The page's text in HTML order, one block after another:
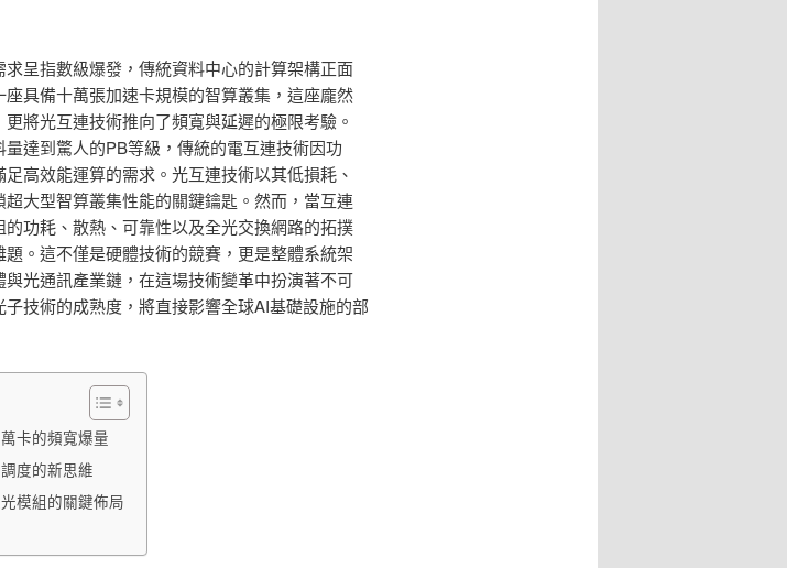
呈指數級爆發，傳統資料中心的計算架構正面
具備十萬張加速卡規模的智算叢集，這座龐然
將光互連技術推向了頻寬與延遲的極限考驗。
達到驚人的PB等級，傳統的電互連技術因功
高效能運算的需求。光互連技術以其低損耗、
大型智算叢集性能的關鍵鑰匙。然而，當互連
功耗、散熱、可靠性以及全光交換網路的拓撲
。這不僅是硬體技術的競賽，更是整體系統架
光通訊產業鏈，在這場技術變革中扮演著不可
技術的成熟度，將直接影響全球AI基礎設施的部
卡的頻寬爆量
度的新思維
模組的關鍵佈局